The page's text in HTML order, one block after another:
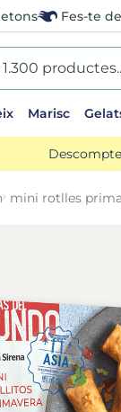
Fes-te
productes...
Marisc
mini rotlles